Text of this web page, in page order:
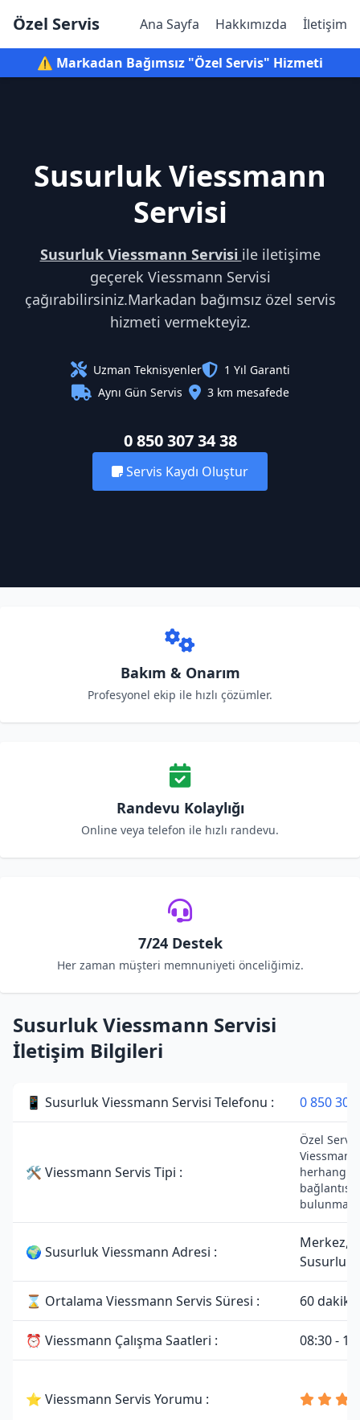
Özel Servis Ana Sayfa Hakkımızda İletişim
⚠️ Markadan Bağımsız "Özel Servis" Hizmeti
Susurluk Viessmann
Servisi
Susurluk Viessmann Servisi ile iletişime
geçerek Viessmann Servisi
çağırabilirsiniz.Markadan bağımsız özel servis
hizmeti vermekteyiz.
Uzman Teknisyenler
1 Yıl Garanti
Aynı Gün Servis
3 km mesafede
0 850 307 34 38
Servis Kaydı Oluştur
Bakım & Onarım
Profesyonel ekip ile hızlı çözümler.
Randevu Kolaylığı
Online veya telefon ile hızlı randevu.
7/24 Destek
Her zaman müşteri memnuniyeti önceliğimiz.
Susurluk Viessmann Servisi
İletişim Bilgileri
📱 Susurluk Viessmann Servisi Telefonu : 0 850
🛠 Viessmann Servis Tipi :
Özel
herhangi
bağlantısı
🌍 Susurluk Viessmann Adresi :
Merkez,
Susurluk/
⌛ Ortalama Viessmann Servis Süresi : 60 dakika
⏰ Viessmann Çalışma Saatleri : 08:30 -
⭐ Viessmann Servis Yorumu :